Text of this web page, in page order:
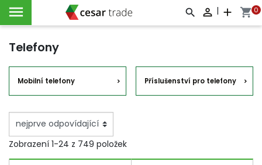
   | add shopping_cart0
Telefony
Mobilní telefony Příslušenství pro telefony
Zobrazení 1-24 z 749 položek